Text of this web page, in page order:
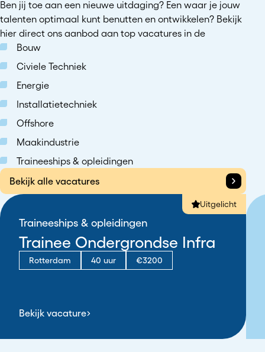
Ben jij toe aan een nieuwe uitdaging? Een waar je jouw
talenten optimaal kunt benutten en ontwikkelen? Bekijk
hier direct ons aanbod aan top vacatures in de
Bouw
Civiele Techniek
Energie
Installatietechniek
Offshore
Maakindustrie
Traineeships & opleidingen
Bekijk alle vacatures
Traineeships & opleidingen
Trainee Ondergrondse Infra
Uitgelicht
Rotterdam 40 uur €3200
Bekijk vacature